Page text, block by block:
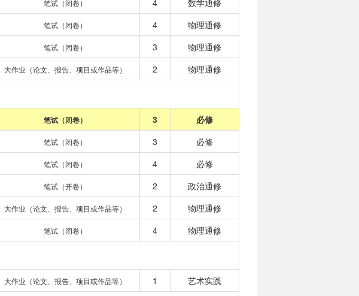
笔试（闭卷） 4
数学通修
笔试（闭卷） 4
物理通修
笔试（闭卷） 3
物理通修
大作业（论文、报告、项目或作品等） 2 物理通修
笔试（闭卷） 3
必修
笔试（闭卷） 3
必修
笔试（闭卷） 4
必修
笔试（开卷） 2
政治通修
大作业（论文、报告、项目或作品等） 2
物理通修
笔试（闭卷） 4 物理通修
大作业（论文、报告、项目或作品等） 1 艺术实践